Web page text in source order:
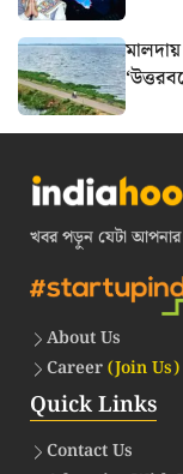
খবর পড়ুন যেটা
About Us
Career(Join Us)
Quick Links
Contact Us